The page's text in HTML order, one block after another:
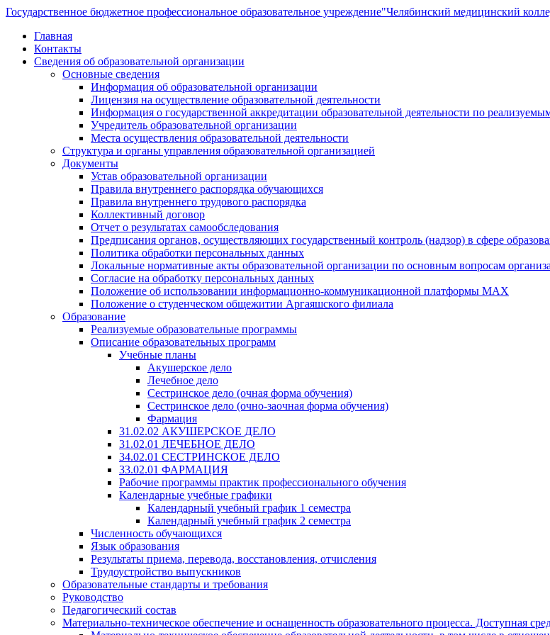
Государственное бюджетное профессиональное образовательное учреждение"Челябинский медицинский
Главная
Контакты
Сведения об образовательной организации
Основные сведения
Информация об образовательной организации
Лицензия на осуществление образовательной деятельности
Информация о государственной аккредитации образовательной деятельности по
Учредитель образовательной организации
Места осуществления образовательной деятельности
Структура и органы управления образовательной организацией
Документы
Устав образовательной организации
Правила внутреннего распорядка обучающихся
Правила внутреннего трудового распорядка
Коллективный договор
Отчет о результатах самообследования
Предписания органов, осуществляющих государственный контроль (надзор) в сфере
Политика обработки персональных данных
Локальные нормативные акты образовательной организации по основным вопросам
Согласие на обработку персональных данных
Положение об использовании информационно-коммуникационной платформы MAX
Положение о студенческом общежитии Аргаяшского филиала
Образование
Реализуемые образовательные программы
Описание образовательных программ
Учебные планы
Акушерское дело
Лечебное дело
Сестринское дело (очная форма обучения)
Сестринское дело (очно-заочная форма обучения)
Фармация
31.02.02 АКУШЕРСКОЕ ДЕЛО
31.02.01 ЛЕЧЕБНОЕ ДЕЛО
34.02.01 СЕСТРИНСКОЕ ДЕЛО
33.02.01 ФАРМАЦИЯ
Рабочие программы практик профессионального обучения
Календарные учебные графики
Календарный учебный график 1 семестра
Календарный учебный график 2 семестра
Численность обучающихся
Язык образования
Результаты приема, перевода, восстановления, отчисления
Трудоустройство выпускников
Образовательные стандарты и требования
Руководство
Педагогический состав
Материально-техническое обеспечение и оснащенность образовательного процесса. Доступная